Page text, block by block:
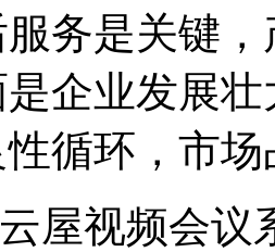
服务是关键
企业发展
性循环，市